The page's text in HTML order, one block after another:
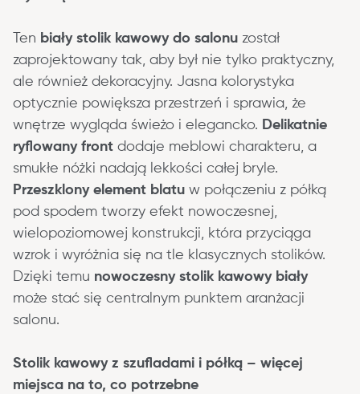
Ten biały stolik kawowy do salonu został
zaprojektowany tak, aby był nie tylko praktyczny,
ale również dekoracyjny. Jasna kolorystyka
optycznie powiększa przestrzeń i sprawia, że
wnętrze wygląda świeżo i elegancko. Delikatnie
ryflowany front dodaje meblowi charakteru, a
smukłe nóżki nadają lekkości całej bryle.
Przeszklony element blatu w połączeniu z półką
pod spodem tworzy efekt nowoczesnej,
wielopoziomowej konstrukcji, która przyciąga
wzrok i wyróżnia się na tle klasycznych stolików.
Dzięki temu nowoczesny stolik kawowy biały
może stać się centralnym punktem aranżacji
salonu.
Stolik kawowy z szufladami i półką – więcej
miejsca na to, co potrzebne